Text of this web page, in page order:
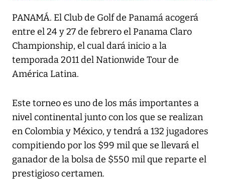
PANAMÁ. El Club de Golf de Panamá acogerá
entre el 24 y 27 de febrero el Panama Claro
Championship, el cual dará inicio a la
temporada 2011 del Nationwide Tour de
América Latina.
Este torneo es uno de los más importantes a
nivel continental junto con los que se realizan
en Colombia y México, y tendrá a 132 jugadores
compitiendo por los $99 mil que se llevará el
ganador de la bolsa de $550 mil que reparte el
prestigioso certamen.